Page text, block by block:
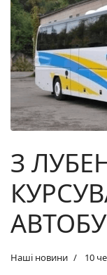
З
Наші новини 10